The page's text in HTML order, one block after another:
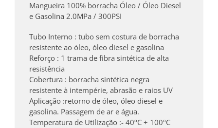
Mangueira 100% borracha Óleo / Óleo Diesel
e Gasolina 2.0MPa / 300PSI
Tubo Interno : tubo sem costura de borracha
resistente ao óleo, óleo diesel e gasolina
Reforço : 1 trama de fibra sintética de alta
resistência
Cobertura : borracha sintética negra
resistente à intempérie, abrasão e raios UV
Aplicação :retorno de óleo, óleo diesel e
gasolina. Passagem de ar e água.
Temperatura de Utilização :- 40ºC + 100ºC